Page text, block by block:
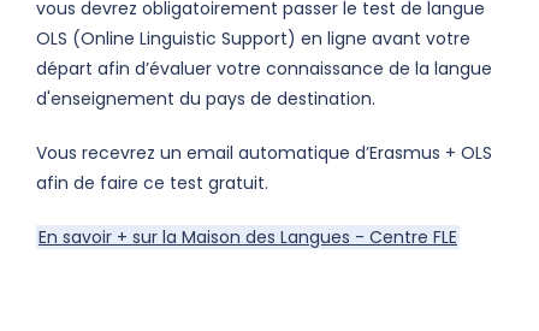
vous devrez obligatoirement passer le test de langue
OLS (Online Linguistic Support) en ligne avant votre
départ afin d’évaluer votre connaissance de la langue
d'enseignement du pays de destination.
Vous recevrez un email automatique d’Erasmus + OLS
afin de faire ce test gratuit.
En savoir + sur la Maison des Langues - Centre FLE